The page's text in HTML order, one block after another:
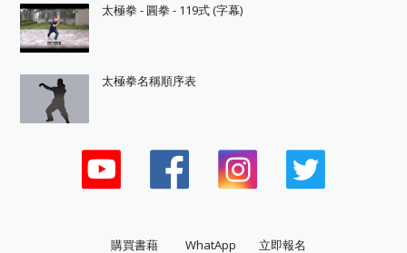
太極拳 - 圓拳 - 119式 (字幕)
太極拳名稱順序表
購買書藉 WhatApp 立即報名